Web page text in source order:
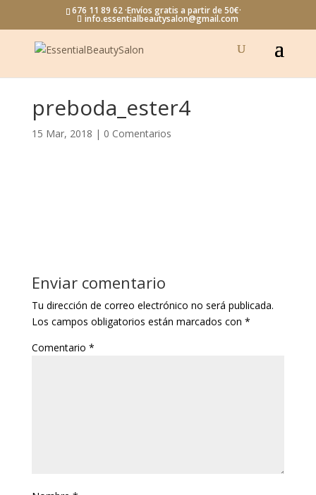
676 11 89 62 ·Envíos gratis a partir de 50€·
info.essentialbeautysalon@gmail.com
preboda_ester4
15 Mar, 2018 | 0 Comentarios
Enviar comentario
Tu dirección de correo electrónico no será publicada.
Los campos obligatorios están marcados con *
Comentario *